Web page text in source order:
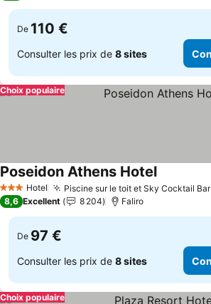
De 110 €
Consulter les prix de 8 sites
Choix populaire
3 ÉtoilesHotel Piscine sur le toit et Sky Cocktail Bar
Poseidon Athens Hotel
8,6 Excellent 8 204 Faliro
De 97 €
Consulter les prix de 8 sites
Choix populaire